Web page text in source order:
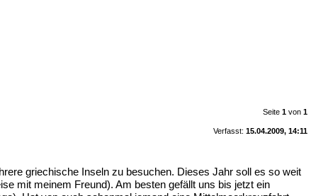
Seite 1von 1
Verfasst: 15.04.2009, 14:11
griechische Inseln zu besuchen. Dieses Jahr soll es so weit
mit meinem Freund). Am besten gefällt uns bis jetzt ein